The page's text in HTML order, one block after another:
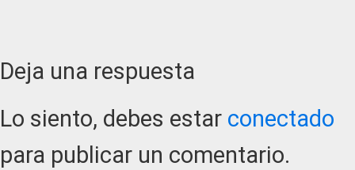
Reader
Interactions
Deja una respuesta
Lo siento, debes estar conectado
para publicar un comentario.